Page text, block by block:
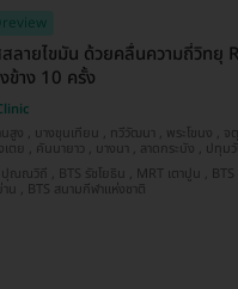
ลายไขมัน ด้วยคลื่นความถี่วิทยุ
ข้าง 10 ครั้ง
าว , ประเวศ , ภาษีเจริญ , สมุทรปราการ , บางซื่อ , ราชเทวี ,
, BTS อโศก , MRT สุขุมวิท , BTS บางนา , BTS อุดมสุข , BTS อ่อนนุช , MRT
สามย่าน , BTS สนามกีฬาแห่งชาติ